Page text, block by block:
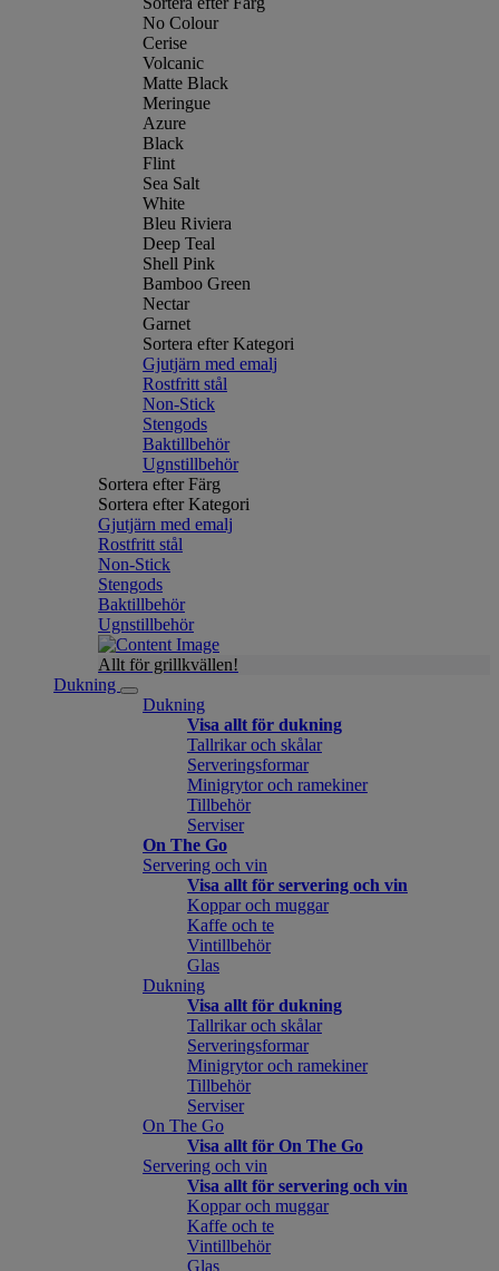
No Colour
Cerise
Volcanic
Matte Black
Meringue
Azure
Black
Flint
Sea Salt
White
Bleu Riviera
Deep Teal
Shell Pink
Bamboo Green
Nectar
Garnet
Sortera efter Kategori
Gjutjärn med emalj
Rostfritt stål
Non-Stick
Stengods
Baktillbehör
Ugnstillbehör
Sortera efter Färg
Sortera efter Kategori
Gjutjärn med emalj
Rostfritt stål
Non-Stick
Stengods
Baktillbehör
Ugnstillbehör
Allt för grillkvällen!
Dukning
Dukning
Visa allt för dukning
Tallrikar och skålar
Serveringsformar
Minigrytor och ramekiner
Tillbehör
Serviser
On The Go
Servering och vin
Visa allt för servering och vin
Koppar och muggar
Kaffe och te
Vintillbehör
Glas
Dukning
Visa allt för dukning
Tallrikar och skålar
Serveringsformar
Minigrytor och ramekiner
Tillbehör
Serviser
On The Go
Visa allt för On The Go
Servering och vin
Visa allt för servering och vin
Koppar och muggar
Kaffe och te
Vintillbehör
Glas